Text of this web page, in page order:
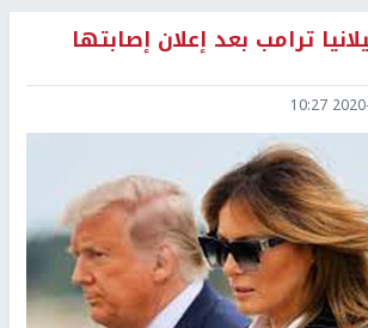
ترامب بعد إعلان إصابتها
2020-